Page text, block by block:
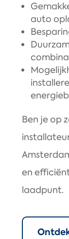
auto
Ben je op
en
laadpunt.